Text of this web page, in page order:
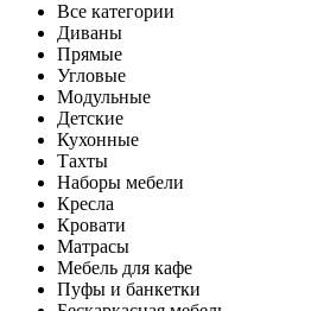
Все категории
Диваны
Прямые
Угловые
Модульные
Детские
Кухонные
Тахты
Наборы мебели
Кресла
Кровати
Матрасы
Мебель для кафе
Пуфы и банкетки